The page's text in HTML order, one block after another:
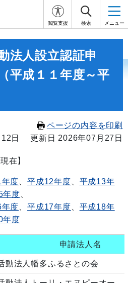
閲覧支援 検索 メニュー
法人設立認証申
平成１１年度～平
ページの内容を印刷
日
更新日 2026年07月27日
在】
度 、平成12年度
平成13年
年度
度 、平成17年度
平成18年
年度
申請法人名
動法人幡多ふるさとの会